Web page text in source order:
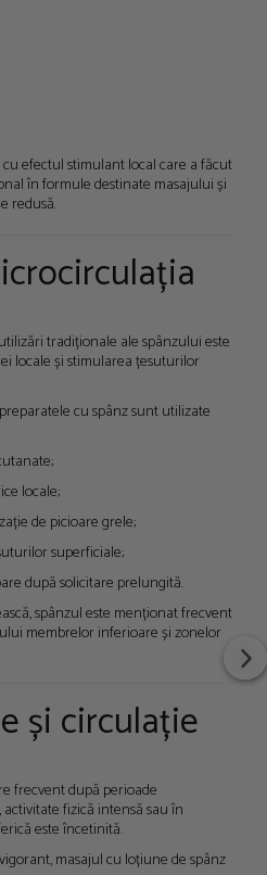
efectul stimulant local care a făcut
în formule destinate masajului și
redusă.
tradiționale ale spânzului este
locale și stimularea țesuturilor
cu spânz sunt utilizate
locale;
de picioare grele;
superficiale;
după solicitare prelungită.
spânzul este menționat frecvent
membrelor inferioare și zonelor
și circulație
frecvent după perioade
fizică intensă sau în
este încetinită.
masajul cu loțiune de spânz